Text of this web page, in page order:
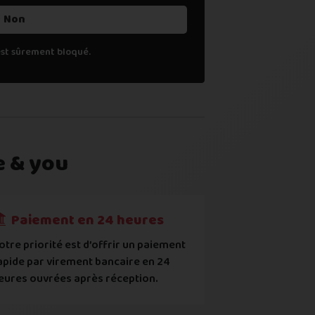
Non
sûrement bloqué.
(
voir comment
ou contrefaits
& you
Paiement en 24 heures
priorité est d’offrir un paiement
par virement bancaire en 24
ouvrées après réception.